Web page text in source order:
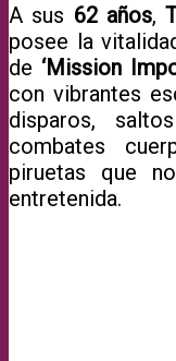
A sus 62 años,
posee la
de ‘Mission
con vibrantes
disparos,
combates
piruetas que
entretenida.